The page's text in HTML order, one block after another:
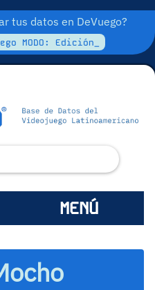
tus datos en DeVuego?
MODO: Edición_
MENÚ